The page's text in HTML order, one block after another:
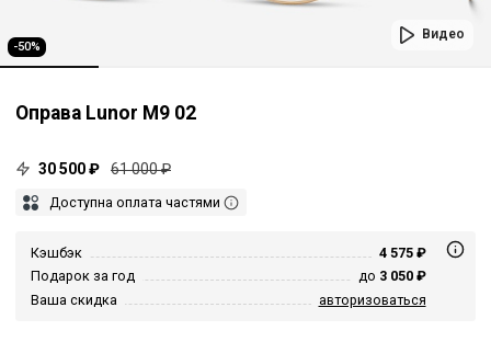
-50%
Видео
Оправа Lunor M9 02
30 500 ₽ 61 000 ₽
Доступна оплата частями
Кэшбэк
4 575 ₽
Подарок за год
до 3 050 ₽
Ваша скидка
авторизоваться